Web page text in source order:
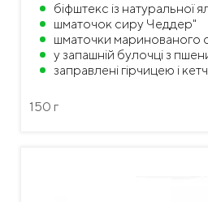
біфштекс із натуральної
шматочок сиру Чеддер"
шматочки маринованого
у запашній булочці з
заправлені гірчицею і
150 г